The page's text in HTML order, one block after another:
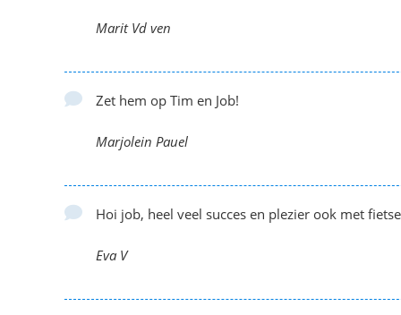
Marit Vd ven
Zet hem op Tim en Job!
Marjolein Pauel
Hoi job, heel veel succes en plezier ook met
Eva V